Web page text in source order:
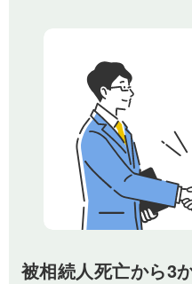
被相続人死亡から3